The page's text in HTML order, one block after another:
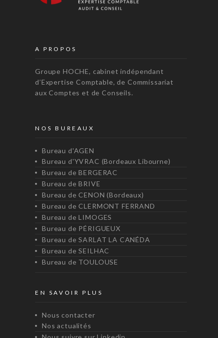
A PROPOS
Groupe HOCHE, cabinet indépendant
d’Expertise Comptable, de Commissariat
aux Comptes et de Conseils.
NOS BUREAUX
Bureau d'AGEN
Bureau d'YVRAC (Bordeaux Libourne)
Bureau de BERGERAC
Bureau de BRIVE
Bureau de CENON (Bordeaux)
Bureau de CLERMONT FERRAND
Bureau de LIMOGES
Bureau de PÉRIGUEUX
Bureau de SARLAT LA CANÉDA
Bureau de SEILHAC
Bureau de TOULOUSE
EN SAVOIR PLUS
Nous contacter
Nos actualités